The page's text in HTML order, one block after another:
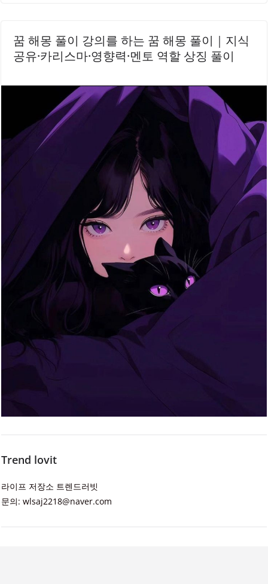
꿈 해몽 풀이 강의를 하는 꿈 해몽 풀이｜지식
공유·카리스마·영향력·멘토 역할 상징 풀이
Trend lovit
라이프 저장소 트렌드러빗
문의: wlsaj2218@naver.com